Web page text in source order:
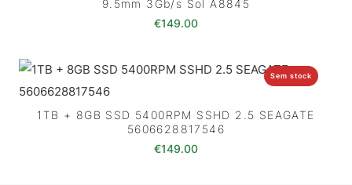
9.5mm 3Gb/s Sol A8845
€149.00
Sem stock
1TB + 8GB SSD 5400RPM SSHD 2.5 SEAGATE
5606628817546
€149.00